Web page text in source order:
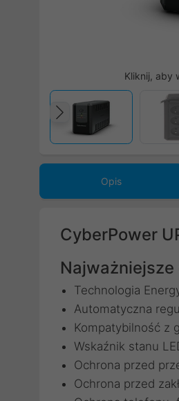
Kliknij, aby
Poprzedni
Opis
CyberPower
Technologia
Automatyczna
Kompatybilność z
Wskaźnik stanu
Ochrona przed
Ochrona przed